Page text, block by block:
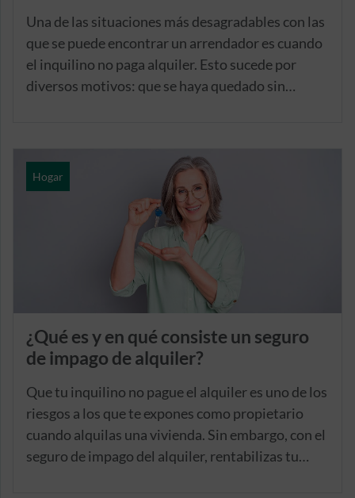
Una de las situaciones más desagradables con las
que se puede encontrar un arrendador es cuando
el inquilino no paga alquiler. Esto sucede por
diversos motivos: que se haya quedado sin
en el contrato.
Llegar a un acuerdo entre inquilino y arrendador
es fundamental , para así evitar situaciones
incómodas, como la interposición de una
denuncia por parte del arrendador al no pagar el
inquilino el alquiler.
Hogar
¿Qué es y en qué consiste un seguro
de impago de alquiler?
Que tu inquilino no pague el alquiler es uno de los
riesgos a los que te expones como propietario
cuando alquilas una vivienda. Sin embargo, con el
seguro de impago del alquiler, rentabilizas tu